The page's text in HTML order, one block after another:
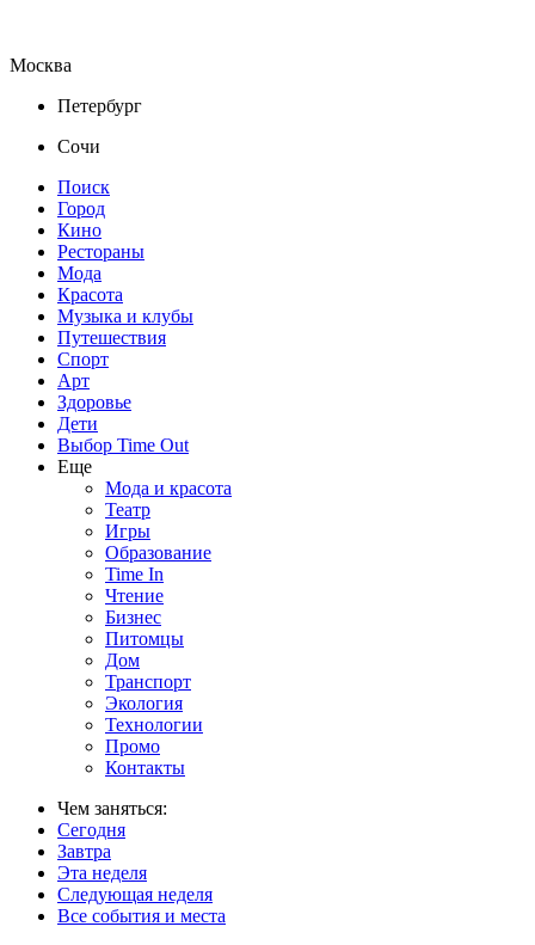
Москва
Петербург
Сочи
Поиск
Город
Кино
Рестораны
Мода
Красота
Музыка и клубы
Путешествия
Спорт
Арт
Здоровье
Дети
Выбор Time Out
Еще
Мода и красота
Театр
Игры
Образование
Time In
Чтение
Бизнес
Питомцы
Дом
Транспорт
Экология
Технологии
Промо
Контакты
Чем заняться:
Сегодня
Завтра
Эта неделя
Следующая неделя
Все события и места